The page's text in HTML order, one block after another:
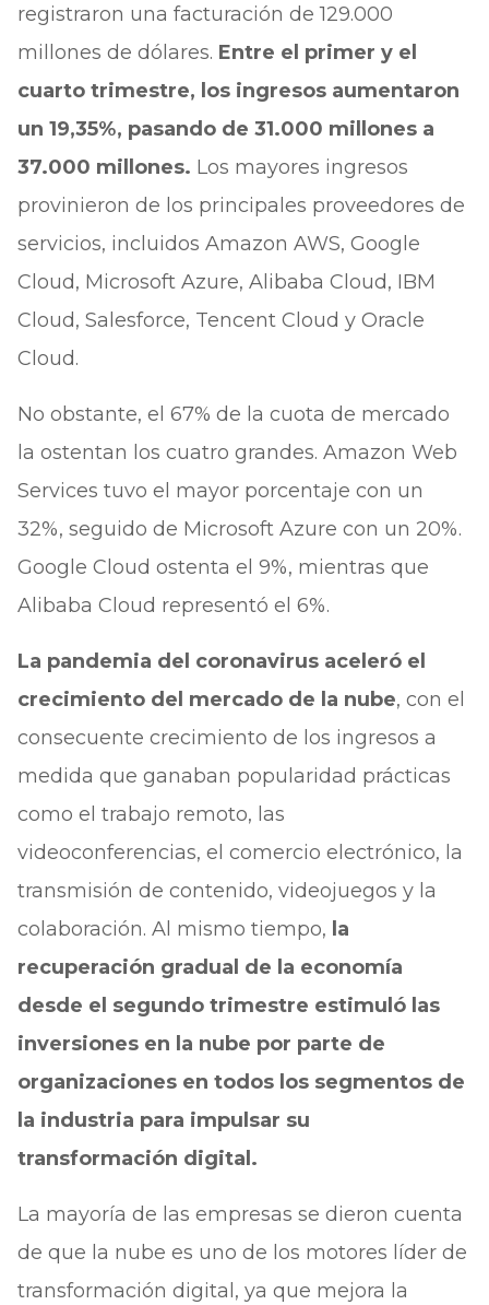
registraron una facturación de 129.000
millones de dólares. Entre el primer y el
cuarto trimestre, los ingresos aumentaron
un 19,35%, pasando de 31.000 millones a
37.000 millones. Los mayores ingresos
provinieron de los principales proveedores de
servicios, incluidos Amazon AWS, Google
Cloud, Microsoft Azure, Alibaba Cloud, IBM
Cloud, Salesforce, Tencent Cloud y Oracle
Cloud.
No obstante, el 67% de la cuota de mercado
la ostentan los cuatro grandes. Amazon Web
Services tuvo el mayor porcentaje con un
32%, seguido de Microsoft Azure con un 20%.
Google Cloud ostenta el 9%, mientras que
Alibaba Cloud representó el 6%.
La pandemia del coronavirus aceleró el
crecimiento del mercado de la nube, con el
consecuente crecimiento de los ingresos a
medida que ganaban popularidad prácticas
como el trabajo remoto, las
videoconferencias, el comercio electrónico, la
transmisión de contenido, videojuegos y la
colaboración. Al mismo tiempo, la
recuperación gradual de la economía
desde el segundo trimestre estimuló las
inversiones en la nube por parte de
organizaciones en todos los segmentos de
la industria para impulsar su
transformación digital.
La mayoría de las empresas se dieron cuenta
de que la nube es uno de los motores líder de
transformación digital, ya que mejora la